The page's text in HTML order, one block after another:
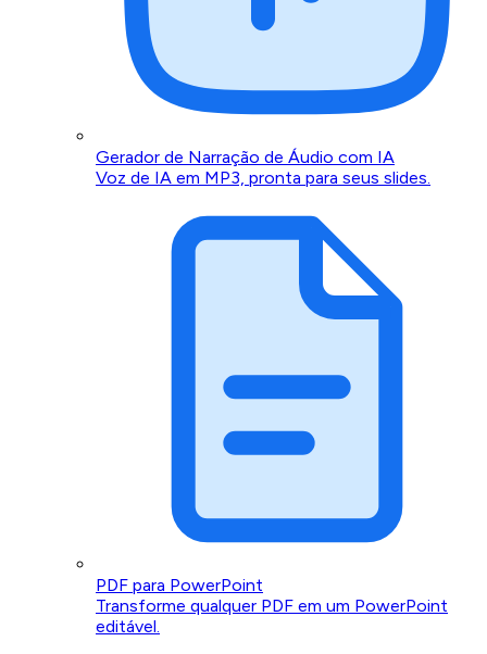
Gerador de Narração de Áudio com IA
Voz de IA em MP3, pronta para seus slides.
PDF para PowerPoint
Transforme qualquer PDF em um PowerPoint
editável.